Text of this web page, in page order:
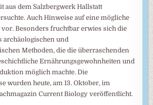
aus dem Salzbergwerk Hallstatt
Auch Hinweise auf eine mögliche
Besonders fruchtbar erwies sich die
archäologischen und
Methoden, die die überraschenden
Ernährungsgewohnheiten und
möglich machte. Die
wurden heute, am 13. Oktober, im
Current Biology veröffentlicht.